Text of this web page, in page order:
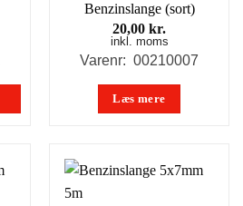
Benzinslange (sort)
20,00 kr.
inkl. moms
Varenr: 00210007
Læs mere